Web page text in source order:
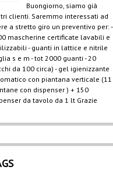
Buongiorno, siamo già
clienti. Saremmo interessati ad
a stretto giro un preventivo per: -
mascherine certificate lavabili e
- guanti in lattice e nitrile
s e m - tot 2000 guanti - 20
da 100 circa) - gel igienizzante
con piantana verticale (11
con dispenser ) + 150
da tavolo da 1 lt Grazie